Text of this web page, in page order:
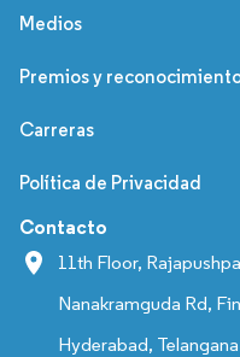
Medios
Premios y
Carreras
Política de Privacidad
Contacto
11th Floor,
Nanakramguda Rd,
Hyderabad, Telangana